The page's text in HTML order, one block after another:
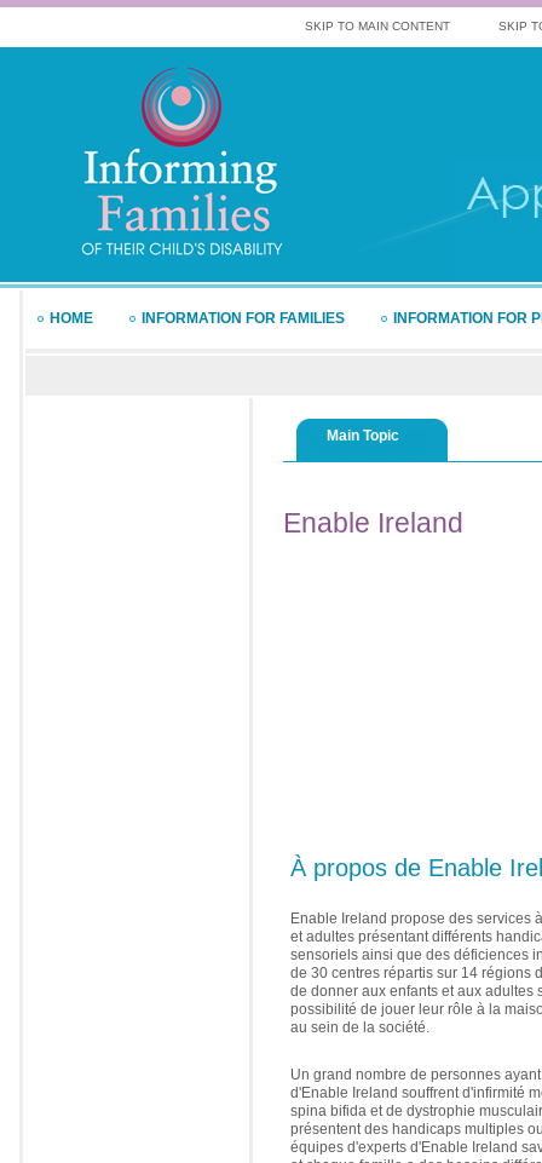
SKIP TO MAIN CONTENT SKIP
Main Topic
Enable Ireland
À propos de Enable
Enable Ireland propose des services
et adultes présentant différents
sensoriels ainsi que des déficiences
de 30 centres répartis sur 14 régions
de donner aux enfants et aux adultes
possibilité de jouer leur rôle à la
au sein de la société.
Un grand nombre de personnes
d'Enable Ireland souffrent d'infirmité
spina bifida et de dystrophie
présentent des handicaps multiples
équipes d'experts d'Enable Ireland
HOME INFORMATION FOR FAMILIES INFORMATION FOR